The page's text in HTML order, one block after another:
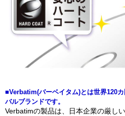
■Verbatim(バーベイタム)とは世界120
バルブランドです。
Verbatimの製品は、日本企業の厳し